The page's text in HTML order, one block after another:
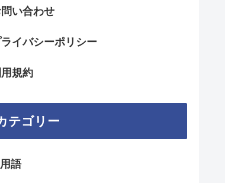
い合わせ
イバシーポリシー
規約
テゴリー
語